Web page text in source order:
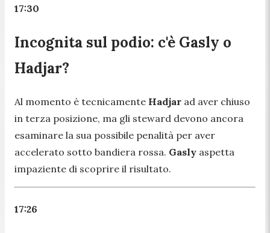
17:30
Incognita sul podio: c'è Gasly o
Hadjar?
Al momento è tecnicamente Hadjar ad aver chiuso
in terza posizione, ma gli steward devono ancora
esaminare la sua possibile penalità per aver
accelerato sotto bandiera rossa. Gasly aspetta
impaziente di scoprire il risultato.
17:26